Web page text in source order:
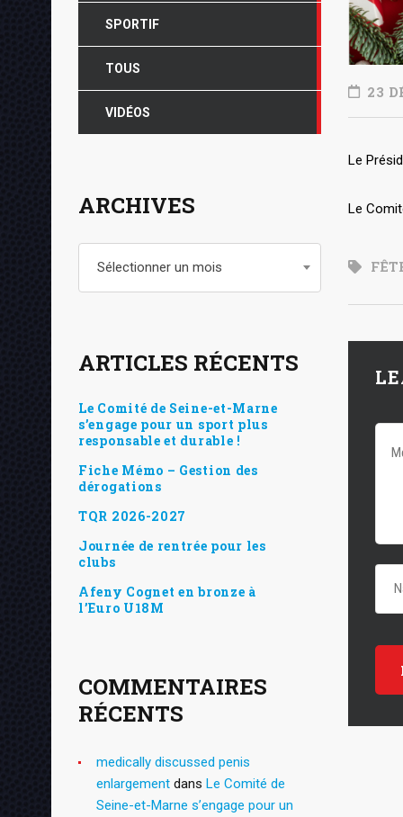
23
Le
Le
SPORTIF
TOUS
VIDÉOS
ARCHIVES
Sélectionner un mois
ARTICLES RÉCENTS
Le Comité de Seine-et-Marne
s’engage pour un sport plus
responsable et durable !
Fiche Mémo – Gestion des
dérogations
TQR 2026-2027
Journée de rentrée pour les
clubs
Afeny Cognet en bronze à
l’Euro U18M
COMMENTAIRES
RÉCENTS
medically discussed penis
enlargement dans Le Comité de
Seine-et-Marne s’engage pour un